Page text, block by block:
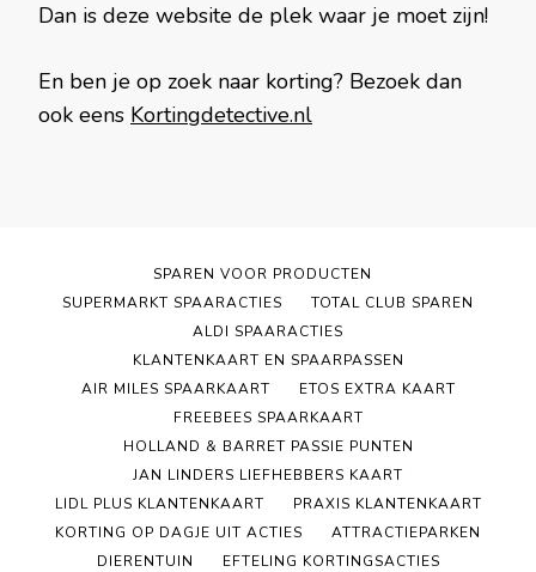
Dan is deze website de plek waar je moet zijn!
En ben je op zoek naar korting? Bezoek dan
ook eens Kortingdetective.nl
SPAREN VOOR PRODUCTEN
SUPERMARKT SPAARACTIES
TOTAL CLUB SPAREN
ALDI SPAARACTIES
KLANTENKAART EN SPAARPASSEN
AIR MILES SPAARKAART
ETOS EXTRA KAART
FREEBEES SPAARKAART
HOLLAND & BARRET PASSIE PUNTEN
JAN LINDERS LIEFHEBBERS KAART
LIDL PLUS KLANTENKAART
PRAXIS KLANTENKAART
KORTING OP DAGJE UIT ACTIES
ATTRACTIEPARKEN
DIERENTUIN
EFTELING KORTINGSACTIES